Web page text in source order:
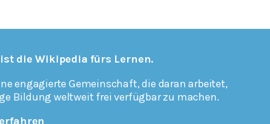
die Wikipedia fürs Lernen.
engagierte Gemeinschaft, die daran arbeitet,
Bildung weltweit frei verfügbar zu machen.